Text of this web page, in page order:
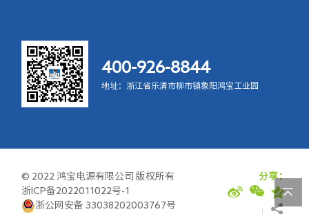
400-926-8844
地址：浙江省乐清市柳市镇象阳鸿宝工业园
© 2022 鸿宝电源有限公司 版权所有
浙ICP备2022011022号-1
浙公网安备 33038202003767号
分享：